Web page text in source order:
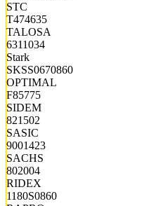
STC
T474635
TALOSA
6311034
Stark
SKSS0670860
OPTIMAL
F85775
SIDEM
821502
SASIC
9001423
SACHS
802004
RIDEX
1180S0860